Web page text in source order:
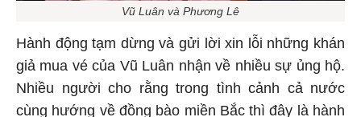
Vũ Luân và Phương Lê
Hành động tạm dừng và gửi lời xin lỗi những khán
giả mua vé của Vũ Luân nhận về nhiều sự ủng hộ.
Nhiều người cho rằng trong tình cảnh cả nước
cùng hướng về đồng bào miền Bắc thì đây là hành